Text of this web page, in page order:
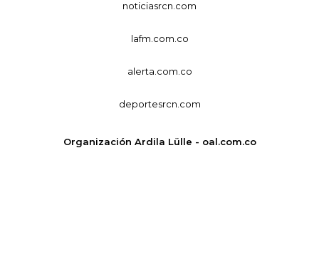
noticiasrcn.com
lafm.com.co
alerta.com.co
deportesrcn.com
Organización Ardila Lülle - oal.com.co